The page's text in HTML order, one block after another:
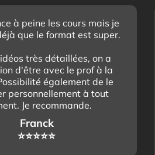
à peine les cours mais je
que le format est super.
très détaillées, on a
d'être avec le prof à la
également de le
personnellement à tout
Je recommande.
Franck
⭐️⭐️⭐️⭐️⭐️